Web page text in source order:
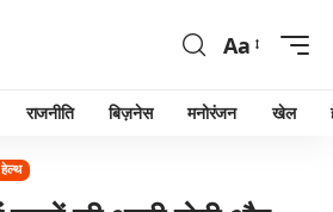
Aa
राजनीति बिज़नेस मनोरंजन खेल
हेल्थ